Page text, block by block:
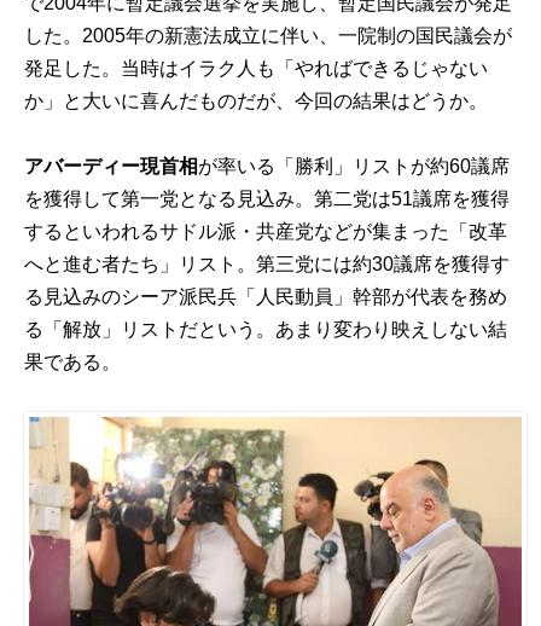
した。2005年の新憲法成立に伴い、一院制の国民議会が
発足した。当時はイラク人も「やればできるじゃない
か」と大いに喜んだものだが、今回の結果はどうか。
アバーディー現首相が率いる「勝利」リストが約60議席
を獲得して第一党となる見込み。第二党は51議席を獲得
するといわれるサドル派・共産党などが集まった「改革
へと進む者たち」リスト。第三党には約30議席を獲得す
る見込みのシーア派民兵「人民動員」幹部が代表を務め
る「解放」リストだという。あまり変わり映えしない結
果である。